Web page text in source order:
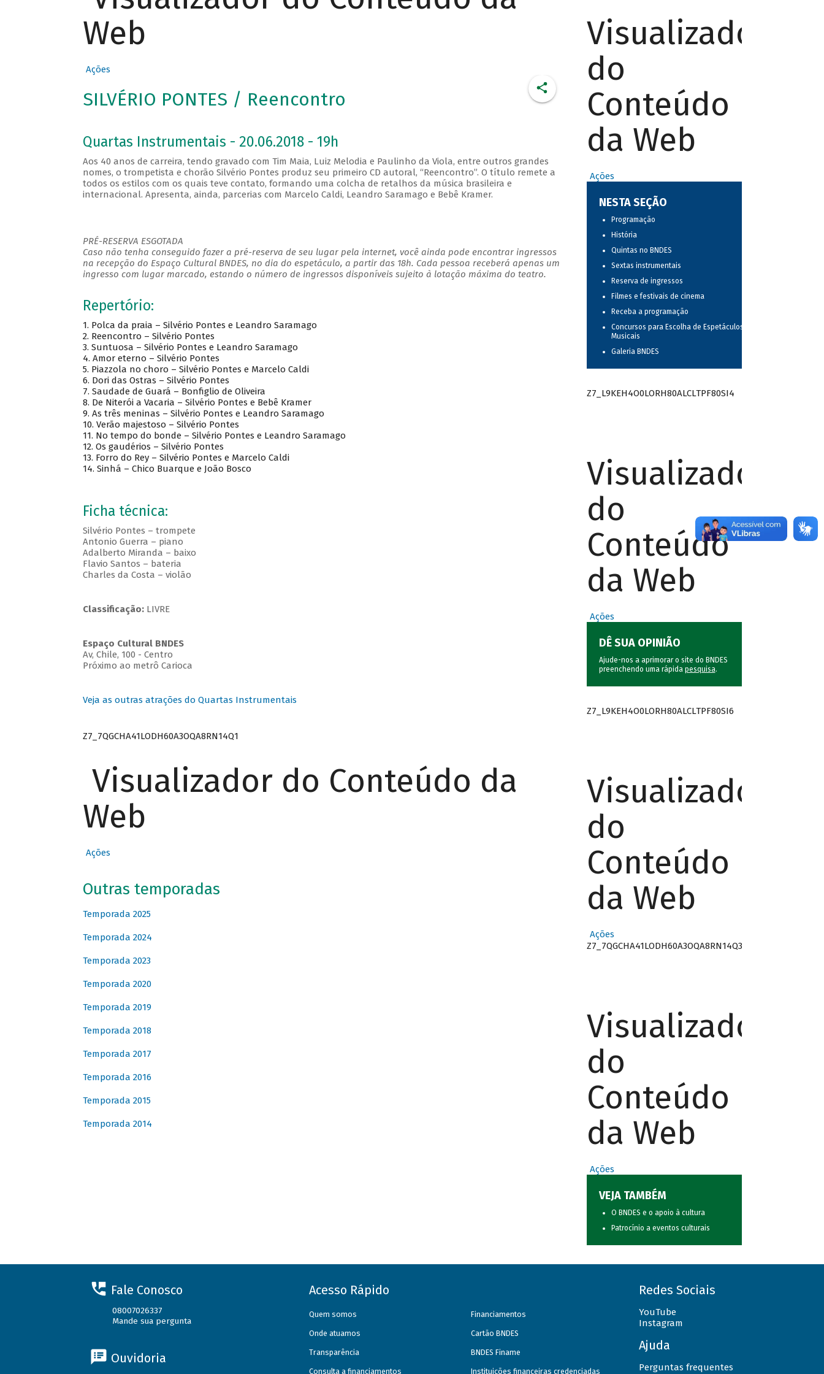
Web
Ações
SILVÉRIO PONTES / Reencontro
Quartas Instrumentais - 20.06.2018 - 19h
Aos 40 anos de carreira, tendo gravado com Tim Maia, Luiz Melodia e Paulinho da Viola, entre outros grandes
nomes, o trompetista e chorão Silvério Pontes produz seu primeiro CD autoral, “Reencontro”. O título remete a
todos os estilos com os quais teve contato, formando uma colcha de retalhos da música brasileira e
internacional. Apresenta, ainda, parcerias com Marcelo Caldi, Leandro Saramago e Bebê Kramer.
PRÉ-RESERVA ESGOTADA
Caso não tenha conseguido fazer a pré-reserva de seu lugar pela internet, você ainda pode encontrar ingressos
na recepção do Espaço Cultural BNDES, no dia do espetáculo, a partir das 18h. Cada pessoa receberá apenas um
ingresso com lugar marcado, estando o número de ingressos disponíveis sujeito à lotação máxima do teatro.
Repertório:
1. Polca da praia – Silvério Pontes e Leandro Saramago
2. Reencontro – Silvério Pontes
3. Suntuosa – Silvério Pontes e Leandro Saramago
4. Amor eterno – Silvério Pontes
5. Piazzola no choro – Silvério Pontes e Marcelo Caldi
6. Dori das Ostras – Silvério Pontes
7. Saudade de Guará – Bonfiglio de Oliveira
8. De Niterói a Vacaria – Silvério Pontes e Bebê Kramer
9. As três meninas – Silvério Pontes e Leandro Saramago
10. Verão majestoso – Silvério Pontes
11. No tempo do bonde – Silvério Pontes e Leandro Saramago
12. Os gaudérios – Silvério Pontes
13. Forro do Rey – Silvério Pontes e Marcelo Caldi
14. Sinhá – Chico Buarque e João Bosco
Ficha técnica:
Silvério Pontes – trompete
Antonio Guerra – piano
Adalberto Miranda – baixo
Flavio Santos – bateria
Charles da Costa – violão
Classificação:LIVRE
Espaço Cultural BNDES
Av, Chile, 100 - Centro
Próximo ao metrô Carioca
Veja as outras atrações do Quartas Instrumentais
Z7_7QGCHA41LODH60A3OQA8RN14Q1
Visualizador do Conteúdo da
Web
Ações
Outras temporadas
Temporada 2025
Temporada 2024
Temporada 2023
Temporada 2020
Temporada 2019
Temporada 2018
Temporada 2017
Temporada 2016
Temporada 2015
Temporada 2014
Visualizador
do
Conteúdo
da Web
Ações
NESTA SEÇÃO
Programação
História
Quintas no BNDES
Sextas instrumentais
Reserva de ingressos
Filmes e festivais de cinema
Receba a programação
Concursos para Escolha de Espetáculos
Musicais
Galeria BNDES
Z7_L9KEH4O0LORH80ALCLTPF80SI4
Visualizador
do
Conteúdo
da Web
Ações
DÊ SUA OPINIÃO
Ajude-nos a aprimorar o site do BNDES
preenchendo uma rápida pesquisa.
Z7_L9KEH4O0LORH80ALCLTPF80SI6
Visualizador
do
Conteúdo
da Web
Ações
Z7_7QGCHA41LODH60A3OQA8RN14Q3
Visualizador
do
Conteúdo
da Web
Ações
VEJA TAMBÉM
O BNDES e o apoio à cultura
Patrocínio a eventos culturais
Fale Conosco
08007026337
Mande sua pergunta
Ouvidoria
Acesso Rápido
Quem somos
Onde atuamos
Transparência
Consulta a financiamentos
Financiamentos
Cartão BNDES
BNDES Finame
Instituições financeiras credenciadas
Redes Sociais
YouTube
Instagram
Ajuda
Perguntas frequentes